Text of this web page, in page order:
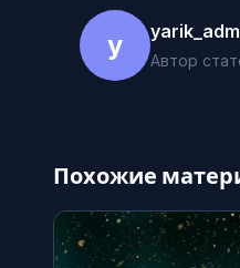
y Автор
Похожие